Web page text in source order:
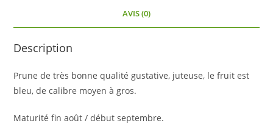
AVIS (0)
Description
Prune de très bonne qualité gustative, juteuse, le fruit est
bleu, de calibre moyen à gros.
Maturité fin août / début septembre.